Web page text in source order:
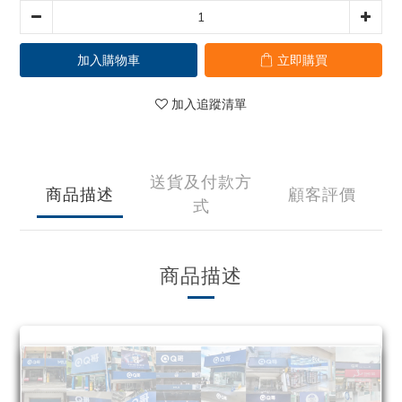
加入購物車 立即購買
加入追蹤清單
商品描述
送貨及付款方
式
顧客評價
商品描述